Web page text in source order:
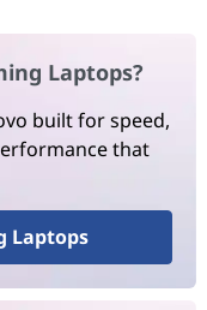
Laptops?
built for speed,
that
Laptops